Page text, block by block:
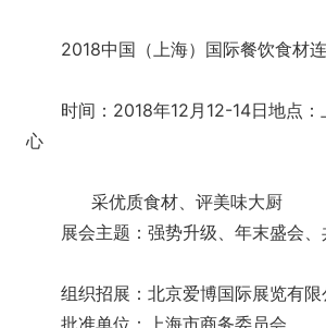
2018中国（上海）国际餐饮食材连
时间：2018年12月12-14日地点：
心
采优质食材、评美味大厨
展会主题：强势升级、年末盛会、
组织招展：北京爱博国际展览有限
批准单位：上海市商务委员会